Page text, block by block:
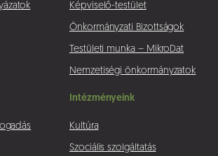
Képviselő-testület
Önkormányzati Bizottságok
Testületi munka – MikroDat
Nemzetiségi önkormányzatok
Intézményeink
Kultúra
Szociális szolgáltatás